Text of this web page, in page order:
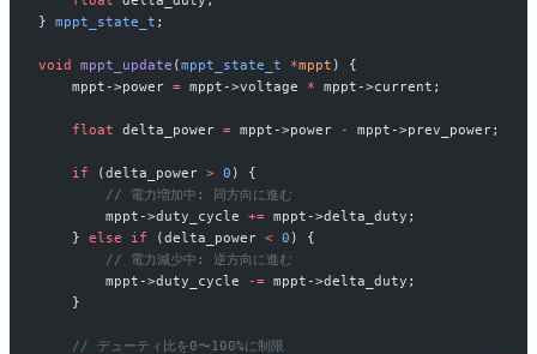
} mppt_state_t ;
void mppt_update (mppt_state_t *mppt ) {
    mppt->power
= mppt->voltage * mppt->current;
    float
delta_power = mppt->power - mppt->prev_power;
    if
(delta_power > 0 ) {
        // 電力増加中: 同方向に進む
        mppt->duty_cycle
+= mppt->delta_duty;
    }
else if (delta_power < 0 ) {
        // 電力減少中: 逆方向に進む
        mppt->duty_cycle
-= mppt->delta_duty;
    }
    // デューティ比を0〜100%に制限